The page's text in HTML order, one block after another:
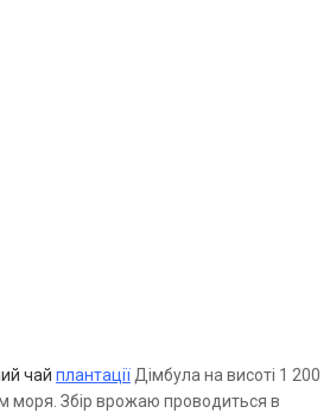
чай плантаціїДімбуланависоті 1 200
моря. Збір врожаю проводиться в